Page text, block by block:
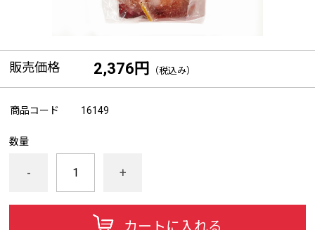
販売価格 2,376円 （税込み）
商品コード 16149
数量
- +
カートに入れる